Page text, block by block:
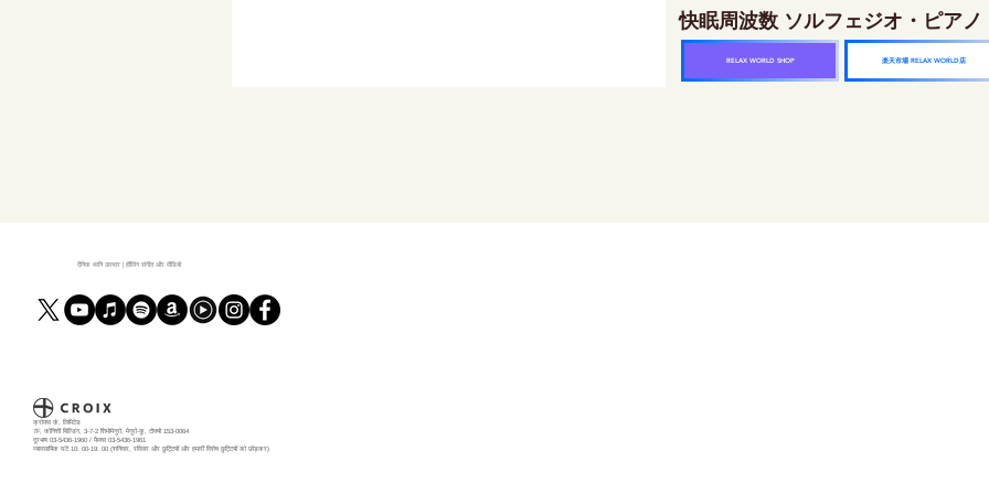
快眠周波数 ソルフェジオ・ピア
RELAX WORLD SHOP 楽天市場 RELAX WORLD店
दैनिक ध्वनि उपचार | हीलिंग संगीत और वीडियो
क्रोक्स कं, लिमिटेड
7F, कोनिशी बिल्डिंग, 3-7-2 शिमोमेगुरो, मेगुरो-कू, टोक्यो 153-0064
दूरभाष 03-5436-1960 / फैक्स 03-5436-1961
व्यावसायिक घंटे 10: 00-19: 00 (शनिवार, रविवार और छुट्टियों और हमारी विशेष छुट्टियों को छोड़कर)